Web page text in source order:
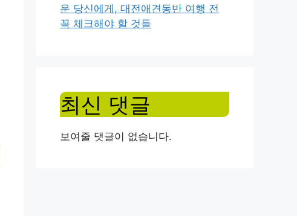
운 당신에게, 대전애견동반 여행 전
꼭 체크해야 할 것들
최신 댓글
보여줄 댓글이 없습니다.